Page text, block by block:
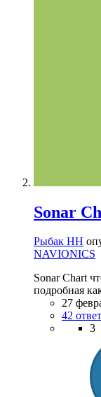
Sonar
Рыбак НН
NAVIONICS
Sonar Chart
подробная
27
42
3